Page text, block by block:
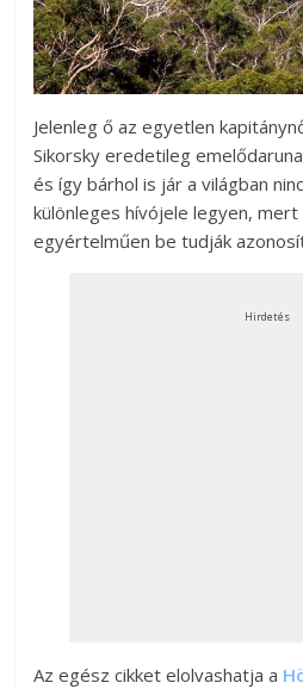
Jelenleg ő az egyetlen
Sikorsky eredetileg
és így bárhol is jár a világban
különleges hívójele legyen, mert
egyértelműen be tudják
Hirdetés
Az egész cikket elolvashatja a